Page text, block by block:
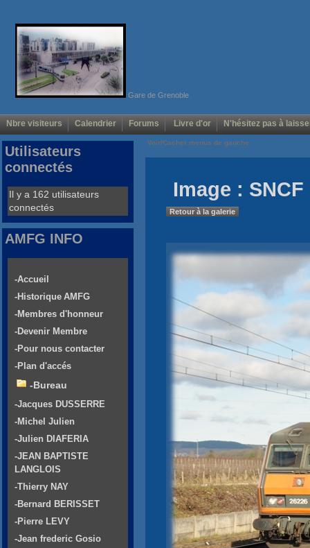
Gare de Grenoble
Nbre visiteurs Calendrier Forums Livre d'or N'hésitez pas à
Voir/Cacher menus de gauche
Image :
Retour à la galerie
Utilisateurs
connectés
Il y a 162 utilisateurs
connectés
AMFG INFO
-Accueil
-Historique AMFG
-Membres d'honneur
-Devenir Membre
-Pour nous contacter
-Plan d'accés
-Bureau
-Jacques DUSSERRE
-Michel Julien
-Julien DIAFERIA
-JEAN BAPTISTE
LANGLOIS
-Thierry NAY
-Bernard BERISSET
-Pierre LEVY
-Jean frederic Gosio